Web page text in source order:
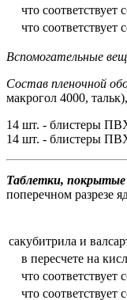
что соответствует
что соответствует
Вспомогательные
Состав пленочной
макрогол 4000,
14 шт. - блистеры
14 шт. - блистеры
Таблетки, покрытые
поперечном разрезе
сакубитрила и
в пересчете на
что соответствует
что соответствует